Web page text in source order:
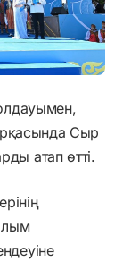
арқасында Сыр
атап өтті.